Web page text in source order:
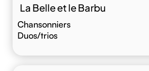
La Belle et le Barbu
Chansonniers
Duos/trios